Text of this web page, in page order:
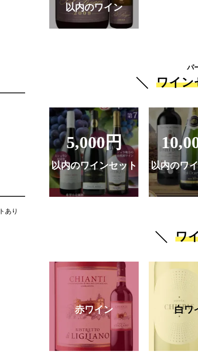
あり
以内のワイン
パ
ワイ
5,000円
以内のワインセット 以内のワ
ワ
赤ワイン 白ワ